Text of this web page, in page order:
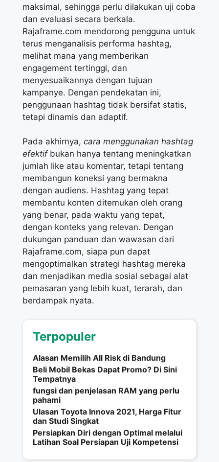
maksimal, sehingga perlu dilakukan uji coba
dan evaluasi secara berkala.
Rajaframe.com mendorong pengguna untuk
terus menganalisis performa hashtag,
melihat mana yang memberikan
engagement tertinggi, dan
menyesuaikannya dengan tujuan
kampanye. Dengan pendekatan ini,
penggunaan hashtag tidak bersifat statis,
tetapi dinamis dan adaptif.
Pada akhirnya, cara menggunakan hashtag
efektifbukan hanya tentang meningkatkan
jumlah like atau komentar, tetapi tentang
membangun koneksi yang bermakna
dengan audiens. Hashtag yang tepat
membantu konten ditemukan oleh orang
yang benar, pada waktu yang tepat,
dengan konteks yang relevan. Dengan
dukungan panduan dan wawasan dari
Rajaframe.com, siapa pun dapat
mengoptimalkan strategi hashtag mereka
dan menjadikan media sosial sebagai alat
pemasaran yang lebih kuat, terarah, dan
berdampak nyata.
Terpopuler
Alasan Memilih All Risk di Bandung
Beli Mobil Bekas Dapat Promo? Di Sini
Tempatnya
fungsi dan penjelasan RAM yang perlu
pahami
Ulasan Toyota Innova 2021, Harga Fitur
dan Studi Singkat
Persiapkan Diri dengan Optimal melalui
Latihan Soal Persiapan Uji Kompetensi